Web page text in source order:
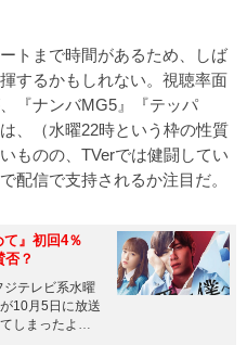
トまで時間があるため、しば
するかもしれない。視聴率面
『ナンバMG5』『テッパ
、（水曜22時という枠の性質
ものの、TVerでは健闘してい
配信で支持されるか注目だ。
』初回4％
？
テレビ系水曜
10月5日に放送
しまったよう